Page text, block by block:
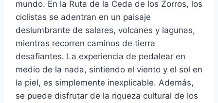
mundo. En la Ruta de la Ceda de los Zorros, los
ciclistas se adentran en un paisaje
deslumbrante de salares, volcanes y lagunas,
mientras recorren caminos de tierra
desafiantes. La experiencia de pedalear en
medio de la nada, sintiendo el viento y el sol en
la piel, es simplemente inexplicable. Además,
se puede disfrutar de la riqueza cultural de los